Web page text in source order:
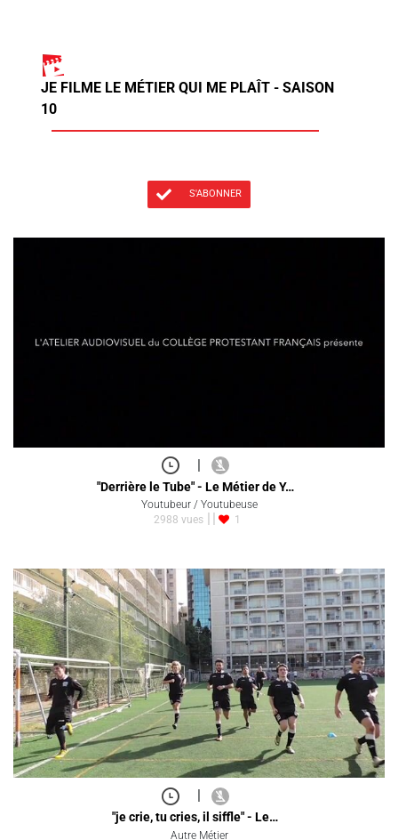
JE FILME LE MÉTIER QUI ME PLAÎT - SAISON
10
S'ABONNER
|
"Derrière le Tube" - Le Métier de Y…
Youtubeur / Youtubeuse
2988 vues
1
|
"je crie, tu cries, il siffle" - Le…
Autre Métier